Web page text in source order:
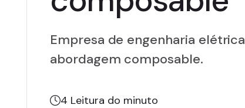
Empresa de engenharia
abordagem composable.
4 Leitura do minuto